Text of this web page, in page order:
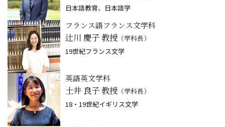
日本語教育、日本語学
フランス語フランス文学科
辻川 慶子 教授 （学科長）
19世紀フランス文学
英語英文学科
土井 良子 教授 （学科長）
18・19世紀イギリス文学